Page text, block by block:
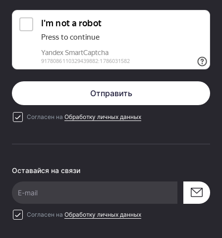
Отправить
Согласен на Обработку личных данных
Оставайся на связи
E-mail
Согласен на Обработку личных данных